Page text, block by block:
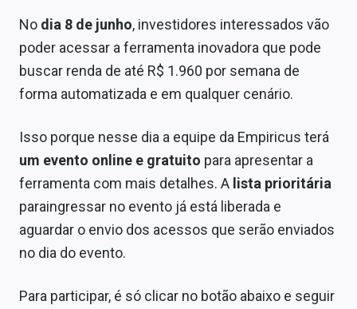
No dia 8 de junho, investidores interessados vão
poder acessar a ferramenta inovadora que pode
buscar renda de até R$ 1.960 por semana de
forma automatizada e em qualquer cenário.
Isso porque nesse dia a equipe da Empiricus terá
um evento online e gratuito para apresentar a
ferramenta com mais detalhes. A lista prioritária
paraingressar no evento já está liberada e
aguardar o envio dos acessos que serão enviados
no dia do evento.
Para participar, é só clicar no botão abaixo e seguir